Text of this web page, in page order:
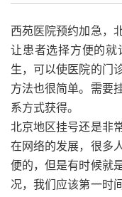
西苑医院预约加急，
让患者选择方便的就
生，可以使医院的门
方法也很简单。需要
系方式获得。
北京地区挂号还是非
在网络的发展，很多
便的，但是有时候就
况，我们应该第一时